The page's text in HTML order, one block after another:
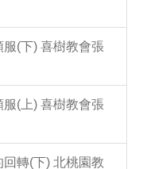
(下) 喜樹教會張
(上) 喜樹教會張
轉(下) 北桃園教